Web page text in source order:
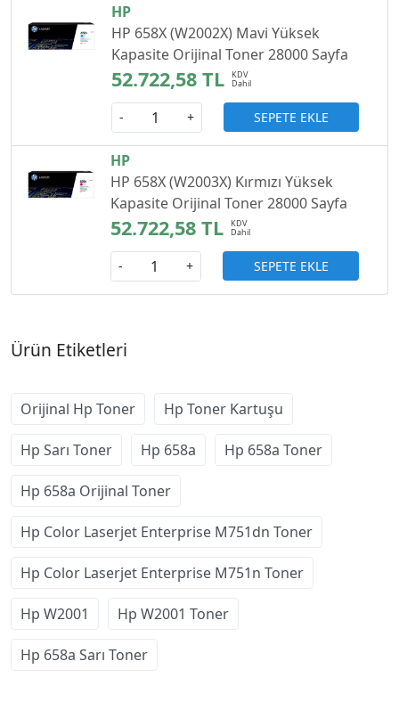
HP
HP 658X (W2002X) Mavi Yüksek
Kapasite Orijinal Toner 28000 Sayfa
52.722,58 TL
- + SEPETE EKLE
HP
HP 658X (W2003X) Kırmızı Yüksek
Kapasite Orijinal Toner 28000 Sayfa
52.722,58 TL
- + SEPETE EKLE
Ürün Etiketleri
Orijinal Hp Toner Hp Toner Kartuşu
Hp Sarı Toner Hp 658a Hp 658a Toner
Hp 658a Orijinal Toner
Hp Color Laserjet Enterprise M751dn Toner
Hp Color Laserjet Enterprise M751n Toner
Hp W2001 Hp W2001 Toner
Hp 658a Sarı Toner